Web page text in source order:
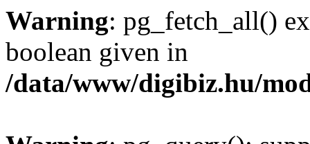
Warning: pg_fetch_all()
boolean given in
/data/www/digibiz.hu/